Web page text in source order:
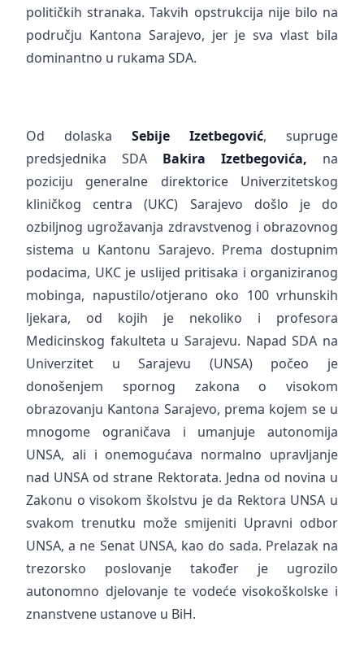
političkih stranaka. Takvih opstrukcija nije bilo na
području Kantona Sarajevo, jer je sva vlast bila
dominantno u rukama SDA.
Od dolaska Sebije Izetbegović, supruge
predsjednika SDA Bakira Izetbegovića, na
poziciju generalne direktorice Univerzitetskog
kliničkog centra (UKC) Sarajevo došlo je do
ozbiljnog ugrožavanja zdravstvenog i obrazovnog
sistema u Kantonu Sarajevo. Prema dostupnim
podacima, UKC je uslijed pritisaka i organiziranog
mobinga, napustilo/otjerano oko 100 vrhunskih
ljekara, od kojih je nekoliko i profesora
Medicinskog fakulteta u Sarajevu. Napad SDA na
Univerzitet u Sarajevu (UNSA) počeo je
donošenjem spornog zakona o visokom
obrazovanju Kantona Sarajevo, prema kojem se u
mnogome ograničava i umanjuje autonomija
UNSA, ali i onemogućava normalno upravljanje
nad UNSA od strane Rektorata. Jedna od novina u
Zakonu o visokom školstvu je da Rektora UNSA u
svakom trenutku može smijeniti Upravni odbor
UNSA, a ne Senat UNSA, kao do sada. Prelazak na
trezorsko poslovanje također je ugrozilo
autonomno djelovanje te vodeće visokoškolske i
znanstvene ustanove u BiH.